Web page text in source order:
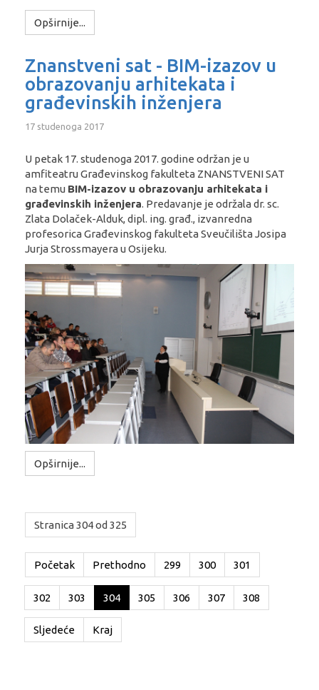
Opširnije...
Znanstveni sat - BIM-izazov u
obrazovanju arhitekata i
građevinskih inženjera
17 studenoga 2017
U petak 17. studenoga 2017. godine održan je u
amfiteatru Građevinskog fakulteta ZNANSTVENI SAT
na temu BIM-izazov u obrazovanju arhitekata i
građevinskih inženjera. Predavanje je održaladr. sc.
Zlata Dolaček-Alduk, dipl. ing. građ., izvanredna
profesorica Građevinskog fakulteta Sveučilišta Josipa
Jurja Strossmayera u Osijeku.
Opširnije...
Stranica 304 od 325
Početak Prethodno 299 300 301
302 303 304 305 306 307 308
Sljedeće Kraj